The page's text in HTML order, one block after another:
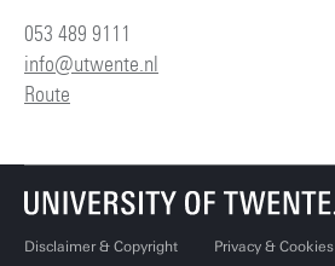
053 489 9111
info@utwente.nl
Route
Disclaimer & Copyright Privacy & Cookies